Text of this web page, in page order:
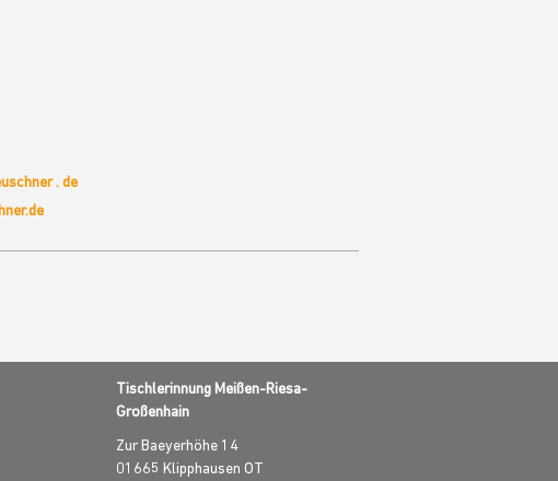
. de
Tischlerinnung Meißen-Riesa-
Großenhain
Zur Baeyerhöhe 14
01665 Klipphausen OT